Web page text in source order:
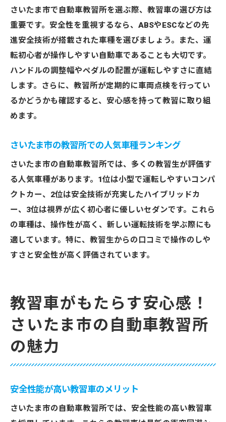
さいたま市で自動車教習所を選ぶ際、教習車の選び方は
重要です。安全性を重視するなら、ABSやESCなどの先
進安全技術が搭載された車種を選びましょう。また、運
転初心者が操作しやすい自動車であることも大切です。
ハンドルの調整幅やペダルの配置が運転しやすさに直結
します。さらに、教習所が定期的に車両点検を行ってい
るかどうかも確認すると、安心感を持って教習に取り組
めます。
さいたま市の教習所での人気車種ランキング
さいたま市の自動車教習所では、多くの教習生が評価す
る人気車種があります。1位は小型で運転しやすいコンパ
クトカー、2位は安全技術が充実したハイブリッドカ
ー、3位は視界が広く初心者に優しいセダンです。これら
の車種は、操作性が高く、新しい運転技術を学ぶ際にも
適しています。特に、教習生からの口コミで操作のしや
すさと安全性が高く評価されています。
教習車がもたらす安心感！
さいたま市の自動車教習所
の魅力
安全性能が高い教習車のメリット
さいたま市の自動車教習所では、安全性能の高い教習車